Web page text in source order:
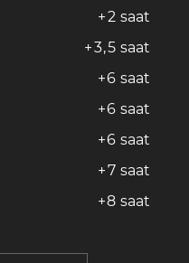
+2 saat
+3,5 saat
+6 saat
+6 saat
+6 saat
+7 saat
+8 saat